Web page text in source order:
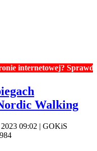
Sprawdź
Walking
09:02 | GOKiS